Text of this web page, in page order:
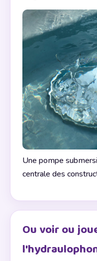
Une pompe
centrale des
Ou voir ou